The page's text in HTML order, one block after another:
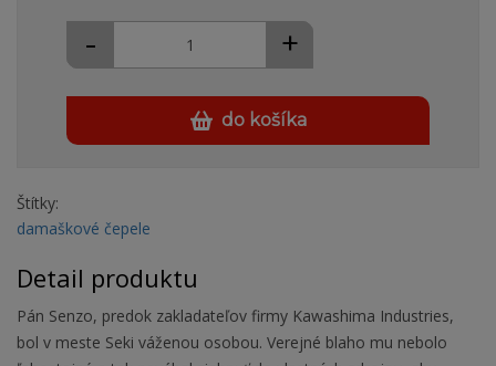
+
-
do košíka
Štítky:
damaškové čepele
Detail produktu
Pán Senzo, predok zakladateľov firmy Kawashima Industries,
bol v meste Seki váženou osobou. Verejné blaho mu nebolo